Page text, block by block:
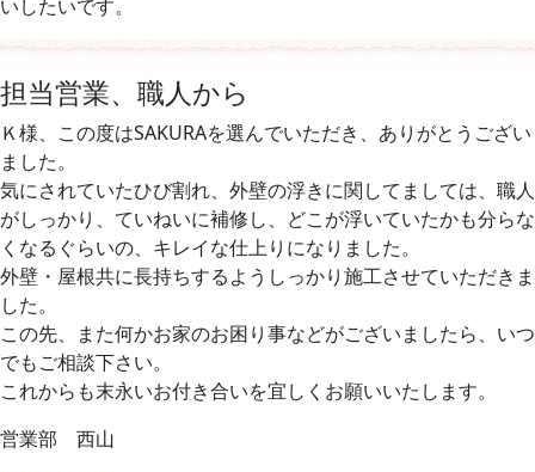
いしたいです。
担当営業、職人から
Ｋ様、この度はSAKURAを選んでいただき、ありがとうござい
ました。
気にされていたひび割れ、外壁の浮きに関してましては、職人
がしっかり、ていねいに補修し、どこが浮いていたかも分らな
くなるぐらいの、キレイな仕上りになりました。
外壁・屋根共に長持ちするようしっかり施工させていただきま
した。
この先、また何かお家のお困り事などがございましたら、いつ
でもご相談下さい。
これからも末永いお付き合いを宜しくお願いいたします。
営業部 西山